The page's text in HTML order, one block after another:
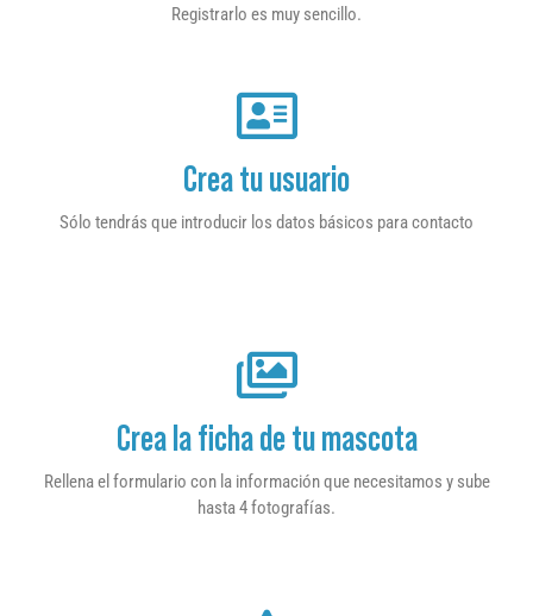
Registrarlo es muy sencillo.
Crea tu usuario
Sólo tendrás que introducir los datos básicos para contacto
Crea la ficha de tu mascota
Rellena el formulario con la información que necesitamos y sube
hasta 4 fotografías.